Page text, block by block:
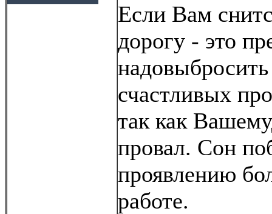
Если Вам
дорогу - это
счастливых
так как
провал. Сон
проявлению
работе.